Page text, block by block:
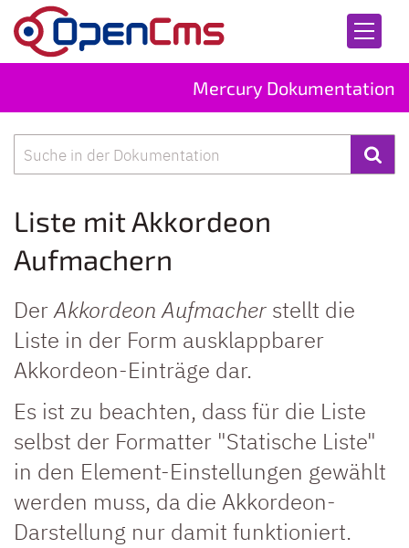
Zum Inhalt springen
Mercury Dokumentation
Liste mit Akkordeon
Aufmachern
DerAkkordeon Aufmacher stellt die
Liste in der Form ausklappbarer
Akkordeon-Einträge dar.
Es ist zu beachten, dass für die Liste
selbst der Formatter "Statische Liste"
in den Element-Einstellungen gewählt
werden muss, da die Akkordeon-
Darstellung nur damit funktioniert.
Suche